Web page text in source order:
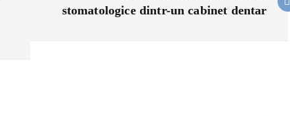
stomatologice dintr-un cabinet dentar